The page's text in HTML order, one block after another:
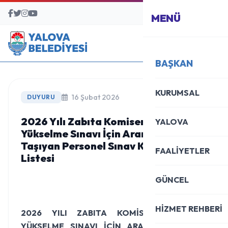
BAŞVURU MERKEZİ
MENÜ
BAŞKAN
KURUMSAL
YALOVA
FAALİYETLER
GÜNCEL
HİZMET REHBERİ
DUYURU 16 Şubat 2026
2026 Yılı Zabıta Komiseri Görevde
Yükselme Sınavı İçin Aranan Şartları
Taşıyan Personel Sınav Katılım
Listesi
2026 YILI ZABITA KOMİSERİ GÖREVDE
YÜKSELME SINAVI İÇİN ARANAN ŞARTLARI